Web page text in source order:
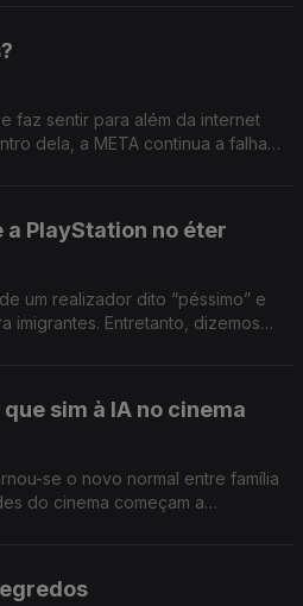
faz sentir para além da internet
dela, a META continua a falhar
PlayStation no éter
um realizador dito “péssimo” e
imigrantes. Entretanto, dizemos
sim à IA no cinema
se o novo normal entre família
do cinema começam a